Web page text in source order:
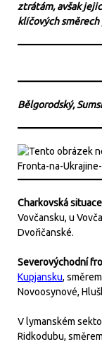
ztrátám, avšak
klíčových směrech
Bělgorodský,
Charkovská
Vovčansku, u
Dvořičanské.
Severovýchodní
Kupjansku,
Novoosynové,
V lymanském
Ridkodubu,